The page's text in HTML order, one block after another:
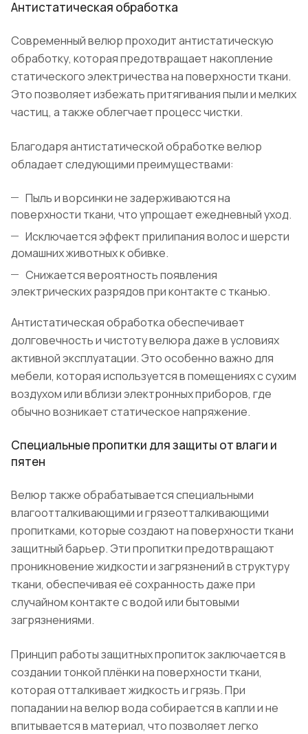
Антистатическая обработка
Современный велюр проходит антистатическую
обработку, которая предотвращает накопление
статического электричества на поверхности ткани.
Это позволяет избежать притягивания пыли и мелких
частиц, а также облегчает процесс чистки.
Благодаря антистатической обработке велюр
обладает следующими преимуществами:
Пыль и ворсинки не задерживаются на
поверхности ткани, что упрощает ежедневный уход.
Исключается эффект прилипания волос и шерсти
домашних животных к обивке.
Снижается вероятность появления
электрических разрядов при контакте с тканью.
Антистатическая обработка обеспечивает
долговечность и чистоту велюра даже в условиях
активной эксплуатации. Это особенно важно для
мебели, которая используется в помещениях с сухим
воздухом или вблизи электронных приборов, где
обычно возникает статическое напряжение.
Специальные пропитки для защиты от влаги и
пятен
Велюр также обрабатывается специальными
влагоотталкивающими и грязеотталкивающими
пропитками, которые создают на поверхности ткани
защитный барьер. Эти пропитки предотвращают
проникновение жидкости и загрязнений в структуру
ткани, обеспечивая её сохранность даже при
случайном контакте с водой или бытовыми
загрязнениями.
Принцип работы защитных пропиток заключается в
создании тонкой плёнки на поверхности ткани,
которая отталкивает жидкость и грязь. При
попадании на велюр вода собирается в капли и не
впитывается в материал, что позволяет легко